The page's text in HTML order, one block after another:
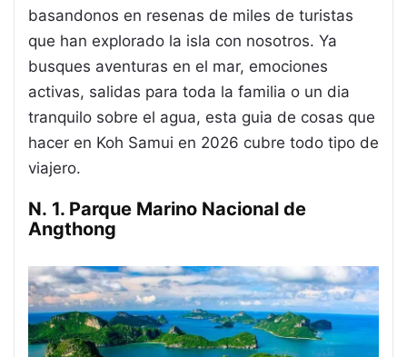
basandonos en resenas de miles de turistas
que han explorado la isla con nosotros. Ya
busques aventuras en el mar, emociones
activas, salidas para toda la familia o un dia
tranquilo sobre el agua, esta guia de cosas que
hacer en Koh Samui en 2026 cubre todo tipo de
viajero.
N. 1. Parque Marino Nacional de
Angthong